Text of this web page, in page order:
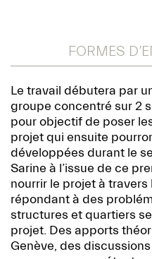
FORMES
Le travail débutera par
groupe concentré sur 2
pour objectif de poser
projet qui ensuite
développées durant le
Sarine à l’issue de ce
nourrir le projet à
répondant à des
structures et quartiers
projet. Des apports
Genève, des